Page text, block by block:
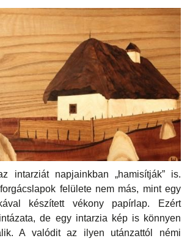
intarziát napjainkban „hamisítják” is.
felülete nem más, mint egy
készített vékony papírlap. Ezért
de egy intarzia kép is könnyen
A valódit az ilyen utánzattól némi